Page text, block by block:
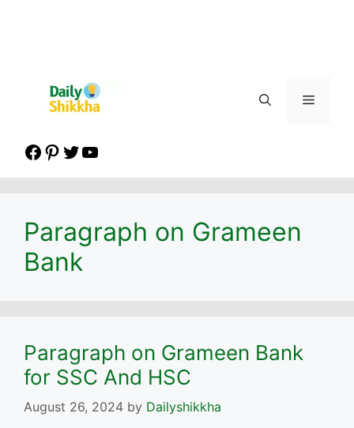
Menu
Facebook
Pinterest
Twitter
YouTube
Paragraph on Grameen
Bank
Paragraph on Grameen Bank
for SSC And HSC
August 26, 2024 by Dailyshikkha